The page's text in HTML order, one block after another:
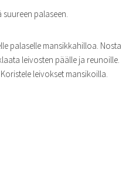
palaseen.
palaselle mansikkahilloa. Nosta
leivosten päälle ja reunoille.
leivokset mansikoilla.